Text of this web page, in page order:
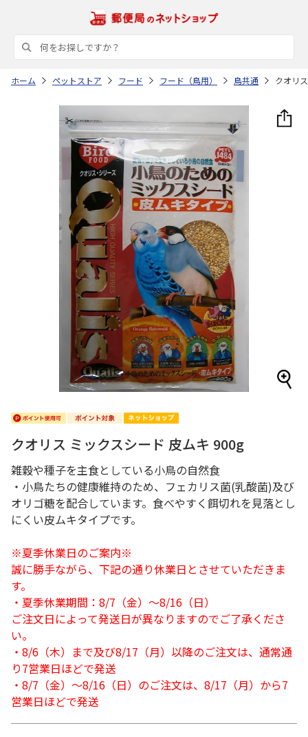
ホーム ペットストア フード フード（鳥用） 鳥共通 クオリ
クオリス ミックスシード 皮ムキ 900g
雑穀や種子を主食としている小鳥の自然食
・小鳥たちの健康維持のため、フェカリス菌(乳酸菌)及び
オリゴ糖を配合しています。食べやすく餌切れを見落とし
にくい皮ムキタイプです。
※夏季休業日のご案内※
誠に勝手ながら、下記の通り休業日とさせていただきま
す。
・夏季休業期間：8/7（金）～8/16（日）
ご注文日によって発送日が異なりますのでご了承くださ
い。
・8/6（木）まで及び8/17（月）以降のご注文は、通常通
り7営業日ほどで発送
・8/7（金）～8/16（日）のご注文は、8/17（月）から7
営業日ほどで発送